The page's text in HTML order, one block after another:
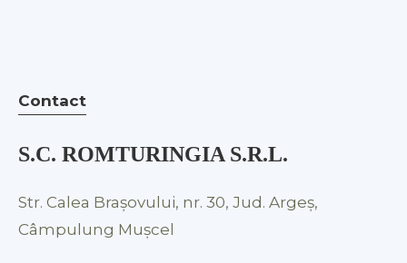
Contact
S.C. ROMTURINGIA S.R.L.
Str. Calea Braşovului, nr. 30, Jud. Argeş,
Câmpulung Mușcel